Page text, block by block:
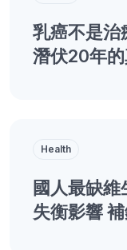
乳癌不是治
潛伏20年
Health
國人最缺
失衡影響